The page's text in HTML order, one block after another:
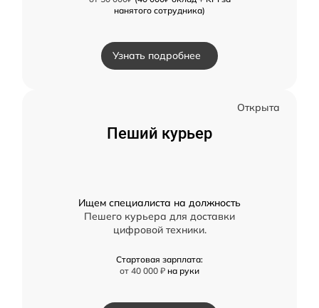
нанятого сотрудника)
Узнать подробнее
Открыта
Пеший курьер
Ищем специалиста на должность
Пешего курьера для доставки
цифровой техники.
Стартовая зарплата:
от 40 000 ₽ на руки